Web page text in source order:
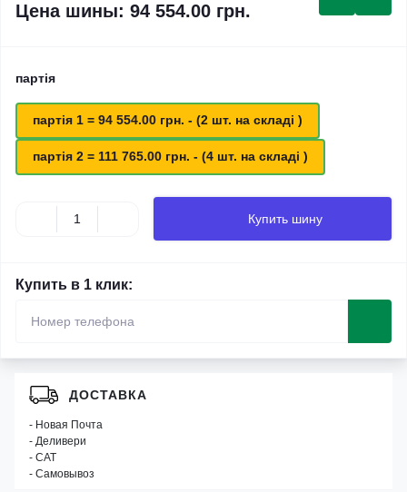
Цена шины: 94 554.00 грн.
партія
партія 1 = 94 554.00 грн. - (2 шт. на складі )
партія 2 = 111 765.00 грн. - (4 шт. на складі )
Купить шину
Купить в 1 клик:
ДОСТАВКА
- Новая Почта
- Деливери
- САТ
- Самовывоз